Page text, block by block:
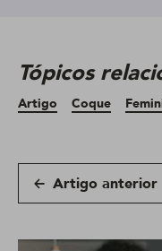
Tópicos
Artigo Coque
Artigo anterior